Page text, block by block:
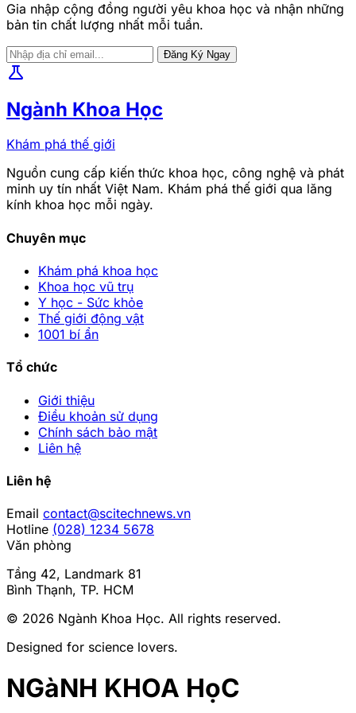
Gia nhập cộng đồng người yêu khoa học và nhận những
bản tin chất lượng nhất mỗi tuần.
Đăng Ký Ngay
science
Ngành Khoa Học
Khám phá thế giới
Nguồn cung cấp kiến thức khoa học, công nghệ và phát
minh uy tín nhất Việt Nam. Khám phá thế giới qua lăng
kính khoa học mỗi ngày.
Chuyên mục
Khám phá khoa học
Khoa học vũ trụ
Y học - Sức khỏe
Thế giới động vật
1001 bí ẩn
Tổ chức
Giới thiệu
Điều khoản sử dụng
Chính sách bảo mật
Liên hệ
Liên hệ
Email contact@scitechnews.vn
Hotline (028) 1234 5678
Văn phòng
Tầng 42, Landmark 81
Bình Thạnh, TP. HCM
© 2026 Ngành Khoa Học. All rights reserved.
Designed for science lovers.
NGàNH KHOA HọC